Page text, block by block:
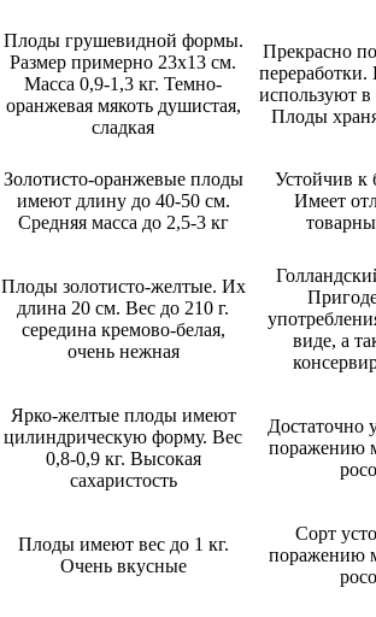
Плоды грушевидной формы.
Размер примерно 23х13 см.
Масса 0,9-1,3 кг. Темно-
оранжевая мякоть душистая,
сладкая
Прекрасно
используют
Плоды
Золотисто-оранжевые плоды
имеют длину до 40-50 см.
Средняя масса до 2,5-3 кг
Устойчив к
Имеет
Плоды золотисто-желтые. Их
длина 20 см. Вес до 210 г.
середина кремово-белая,
очень нежная
виде, а
Ярко-желтые плоды имеют
цилиндрическую форму. Вес
0,8-0,9 кг. Высокая
сахаристость
Достаточно
поражению
Плоды имеют вес до 1 кг.
Очень вкусные
Сорт
поражению